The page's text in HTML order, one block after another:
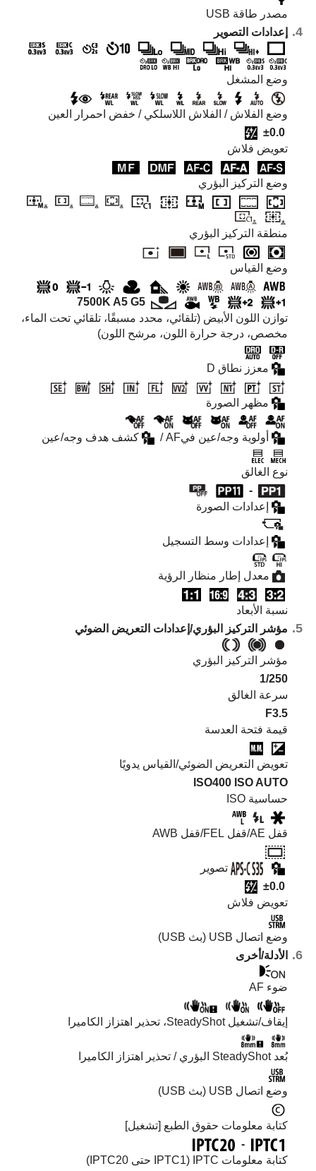
مصدر طاقة USB
إعدادات التصوير
وضع المشغل
وضع الفلاش ‏ / الفلاش اللاسلكي ‏/ خفض احمرار العين
±0.0
تعويض فلاش
وضع التركيز البؤري
منطقة التركيز البؤري
وضع القياس
7500K A5 G5
توازن اللون الأبيض (تلقائي، محدد مسبقًا، تلقائي تحت الماء،
مخصص، درجة حرارة اللون، مرشح اللون)
معزز نطاق D‎‏
مظهر الصورة
أولوية وجه/عين فيAF‎‏ / كشف هدف وجه/عين
نوع الغالق
-
إعدادات الصورة
إعدادات وسط التسجيل
نسبة الأبعاد
مؤشر التركيز البؤري/إعدادات التعريض الضوئي
مؤشر التركيز البؤري
1/250
سرعة الغالق
F3.5
قيمة فتحة العدسة
تعويض التعريض الضوئي/القياس يدويًا
ISO400 ISO AUTO
حساسية ISO
قفل AE/قفل FEL/قفل AWB
تصوير
±0.0
تعويض فلاش
وضع اتصال USB (بث USB)
الأدلة/أخرى
ضوء AF‎‏
إيقاف/تشغيل SteadyShot، تحذير اهتزاز الكاميرا
بُعد SteadyShot البؤري / تحذير اهتزاز الكاميرا
وضع اتصال USB (بث USB)
كتابة معلومات حقوق الطبع [تشغيل]
-
كتابة معلومات IPTC (IPTC1 حتى IPTC20)